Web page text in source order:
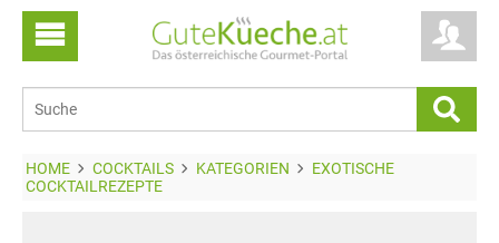
HOME COCKTAILS KATEGORIEN
EXOTISCHE
COCKTAILREZEPTE